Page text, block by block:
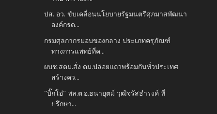
ปส. อว. ขับเคลื่อนนโยบายรัฐมนตรีศุภมาสพัฒนา
องค์กรด...
กรมศุลกากรมอบของกลาง ประเภทครุภัณฑ์
ทางการแพทย์ที่ค...
ผบช.สตม.สั่ง ตม.ปล่อยแถวพร้อมกันทั่วประเทศ
สร้างคว...
"บิ๊กโอ๋" พล.ต.อ.ธนายุตม์ วุฒิจรัสธำรงค์ ที่
ปรึกษา...